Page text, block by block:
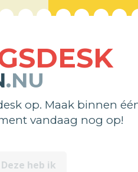
.NU
op. Maak binnen
vandaag nog op!
Deze heb ik